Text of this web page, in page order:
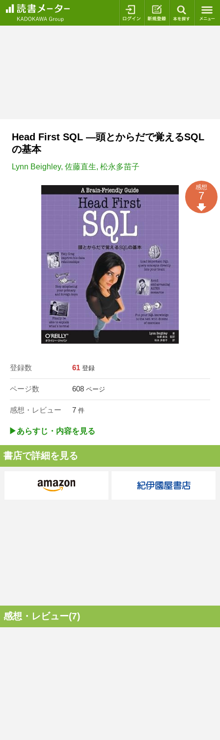
ログイン 新規登録
Head First SQL ―頭とからだで覚えるSQL
の基本
Lynn Beighley, 佐藤直生, 松永多苗子
登録数 61 登録
ページ数 608 ページ
感想・レビュー 7 件
感想
7
▶︎あらすじ・内容を見る
書店で詳細を見る
感想・レビュー(7)